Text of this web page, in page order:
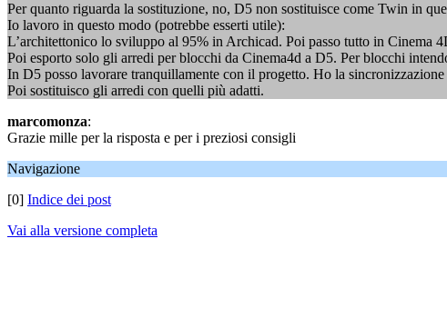
Per quanto riguarda la sostituzione, no, D5 non sostituisce come Twin in
Io lavoro in questo modo (potrebbe esserti utile):
L’architettonico lo sviluppo al 95% in Archicad. Poi passo tutto in
Poi esporto solo gli arredi per blocchi da Cinema4d a D5. Per blocchi
In D5 posso lavorare tranquillamente con il progetto. Ho la
Poi sostituisco gli arredi con quelli più adatti.
marcomonza:
Grazie mille per la risposta e per i preziosi consigli
Navigazione
[0] Indice dei post
Vai alla versione completa